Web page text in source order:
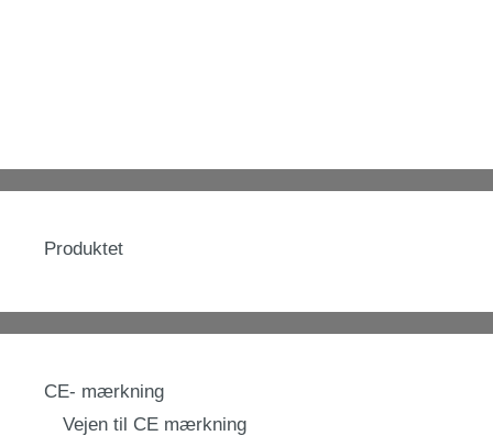
Produktet
CE- mærkning
Vejen til CE mærkning